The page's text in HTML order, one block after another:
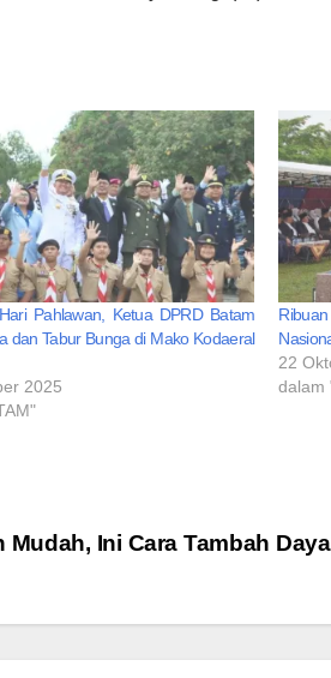
Pahlawan, Ketua DPRD Batam
dan Tabur Bunga di Mako Kodaeral
2025
22
dalam
Mudah, Ini Cara Tambah